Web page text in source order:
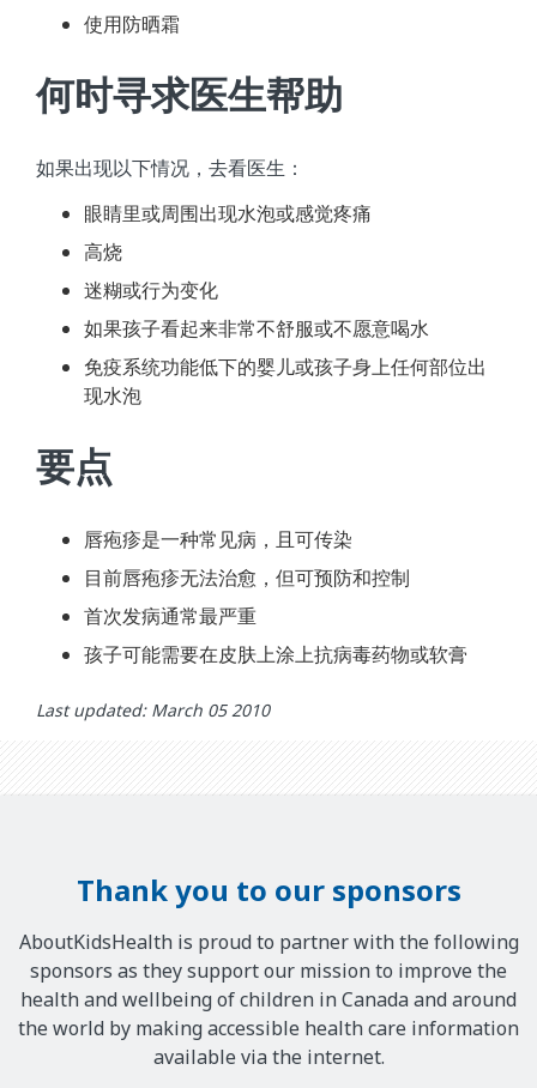
使用防晒霜
何时寻求医生帮助
如果出现以下情况，去看医生：
眼睛里或周围出现水泡或感觉疼痛
高烧
迷糊或行为变化
如果孩子看起来非常不舒服或不愿意喝水
免疫系统功能低下的婴儿或孩子身上任何部位出
现水泡
要点
唇疱疹是一种常见病，且可传染
目前唇疱疹无法治愈，但可预防和控制
首次发病通常最严重
孩子可能需要在皮肤上涂上抗病毒药物或软膏
Last updated: March 05 2010
Thank you to our sponsors
AboutKidsHealth is proud to partner with the following
sponsors as they support our mission to improve the
health and wellbeing of children in Canada and around
the world by making accessible health care information
available via the internet.